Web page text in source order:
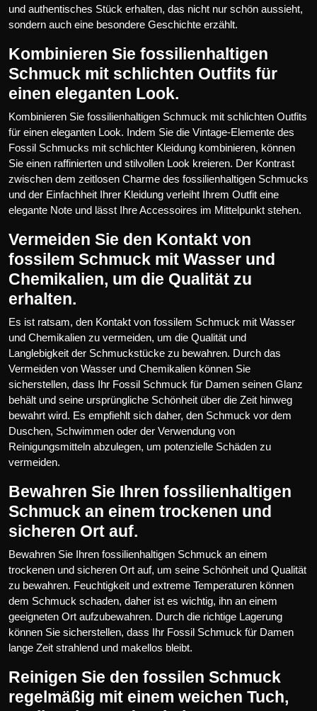
und authentisches Stück erhalten, das nicht nur schön aussieht,
sondern auch eine besondere Geschichte erzählt.
Kombinieren Sie fossilienhaltigen
Schmuck mit schlichten Outfits für
einen eleganten Look.
Kombinieren Sie fossilienhaltigen Schmuck mit schlichten Outfits
für einen eleganten Look. Indem Sie die Vintage-Elemente des
Fossil Schmucks mit schlichter Kleidung kombinieren, können
Sie einen raffinierten und stilvollen Look kreieren. Der Kontrast
zwischen dem zeitlosen Charme des fossilienhaltigen Schmucks
und der Einfachheit Ihrer Kleidung verleiht Ihrem Outfit eine
elegante Note und lässt Ihre Accessoires im Mittelpunkt stehen.
Vermeiden Sie den Kontakt von
fossilem Schmuck mit Wasser und
Chemikalien, um die Qualität zu
erhalten.
Es ist ratsam, den Kontakt von fossilem Schmuck mit Wasser
und Chemikalien zu vermeiden, um die Qualität und
Langlebigkeit der Schmuckstücke zu bewahren. Durch das
Vermeiden von Wasser und Chemikalien können Sie
sicherstellen, dass Ihr Fossil Schmuck für Damen seinen Glanz
behält und seine ursprüngliche Schönheit über die Zeit hinweg
bewahrt wird. Es empfiehlt sich daher, den Schmuck vor dem
Duschen, Schwimmen oder der Verwendung von
Reinigungsmitteln abzulegen, um potenzielle Schäden zu
vermeiden.
Bewahren Sie Ihren fossilienhaltigen
Schmuck an einem trockenen und
sicheren Ort auf.
Bewahren Sie Ihren fossilienhaltigen Schmuck an einem
trockenen und sicheren Ort auf, um seine Schönheit und Qualität
zu bewahren. Feuchtigkeit und extreme Temperaturen können
dem Schmuck schaden, daher ist es wichtig, ihn an einem
geeigneten Ort aufzubewahren. Durch die richtige Lagerung
können Sie sicherstellen, dass Ihr Fossil Schmuck für Damen
lange Zeit strahlend und makellos bleibt.
Reinigen Sie den fossilen Schmuck
regelmäßig mit einem weichen Tuch,